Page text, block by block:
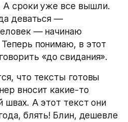
А сроки уже все вышли.
деваться —
— начинаю
понимаю, в этот
«до свидания».
что тексты готовы
вносит какие-то
швах. А этот текст они
блять! Блин, дешевле